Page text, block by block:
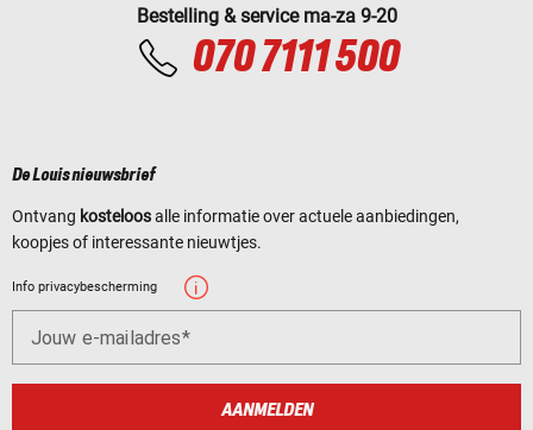
Bestelling & service ma-za 9-20
070 7111 500
De Louis nieuwsbrief
Ontvang kosteloosalle informatie over actuele aanbiedingen,
koopjes of interessante nieuwtjes.
Info privacybescherming
Jouw e-mailadres
AANMELDEN